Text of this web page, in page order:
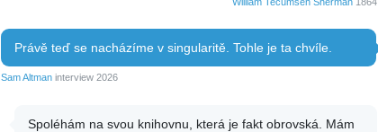
Právě teď se nacházíme v singularitě. Tohle je ta chvíle.
Sam Altmaninterview 2026
Spoléhám na svou knihovnu, která je fakt obrovská. Mám